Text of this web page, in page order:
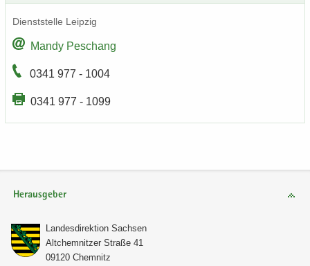
Dienst­stel­le Leip­zig
Mandy Peschang
0341 977 - 1004
0341 977 - 1099
Herausgeber
Lan­des­di­rek­ti­on Sach­sen
Alt­chem­nit­zer Stra­ße 41
09120 Chem­nitz